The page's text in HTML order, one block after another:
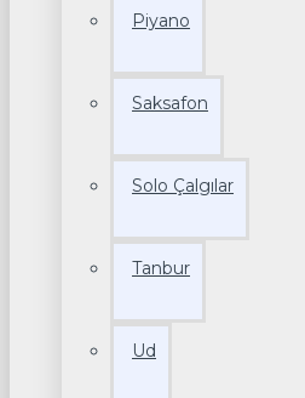
Piyano
Saksafon
Solo Çalgılar
Tanbur
Ud